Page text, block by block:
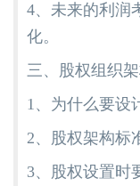
4、未来的利润
化。
三、股权组织
1、为什么要设
2、股权架构标
3、股权设置时